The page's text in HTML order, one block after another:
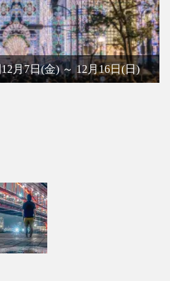
月7日(金) ～ 12月16日(日)